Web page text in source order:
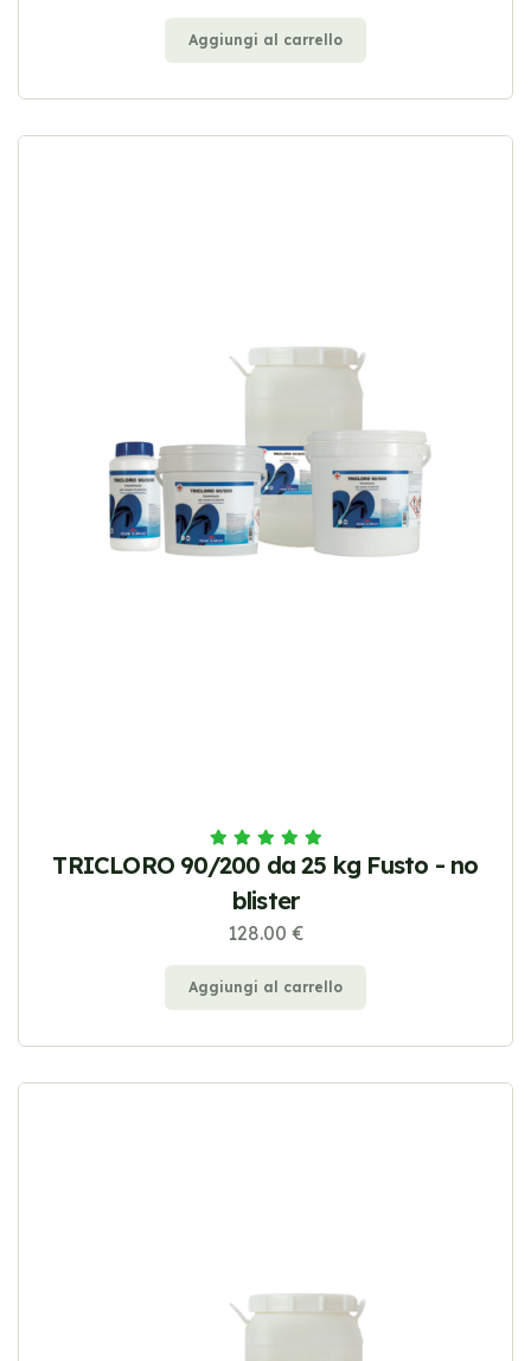
Aggiungi al carrello
TRICLORO 90/200 da 25 kg Fusto - no
blister
128.00 €
Aggiungi al carrello